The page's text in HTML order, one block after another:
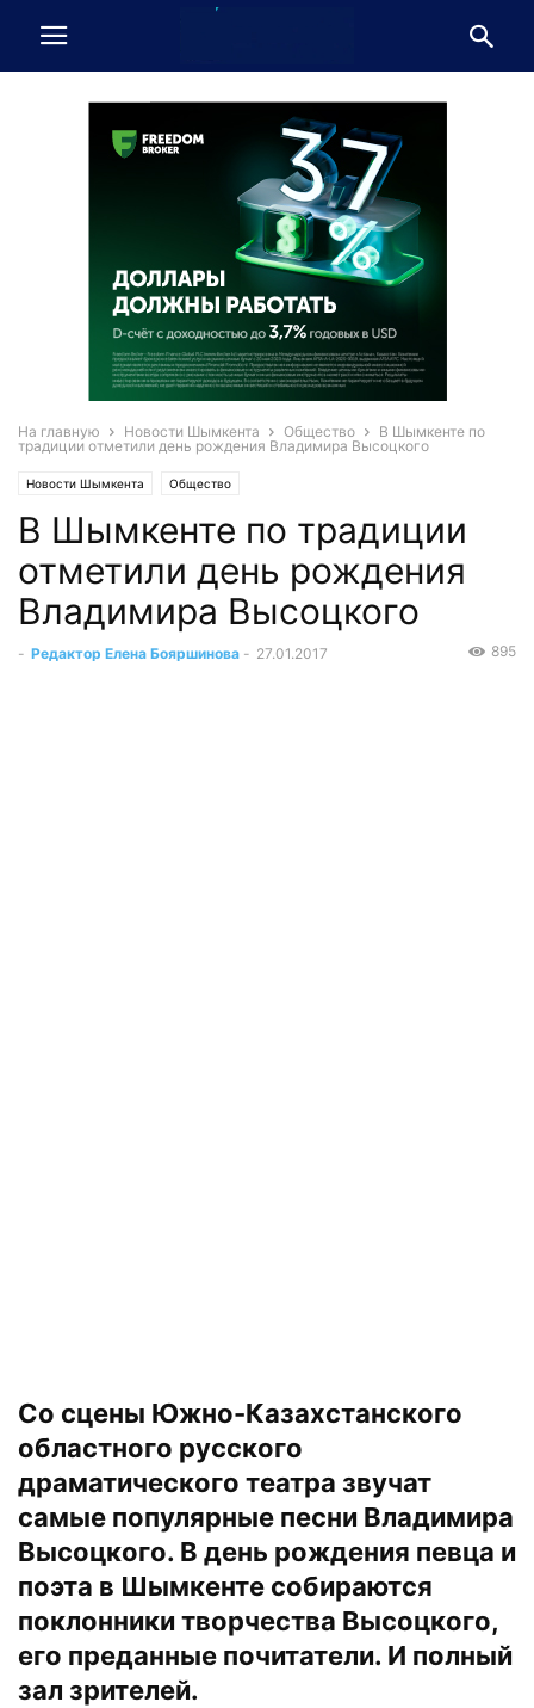
На главную Новости Шымкента Общество
В Шымкенте по
традиции отметили день рождения Владимира Высоцкого
Новости Шымкента Общество
В Шымкенте по традиции
отметили день рождения
Владимира Высоцкого
- Редактор Елена Бояршинова - 27.01.2017 895
Со сцены Южно-Казахстанского
областного русского
драматического театра звучат
самые популярные песни Владимира
Высоцкого. В день рождения певца и
поэта в Шымкенте собираются
поклонники творчества Высоцкого,
его преданные почитатели. И полный
зал зрителей.